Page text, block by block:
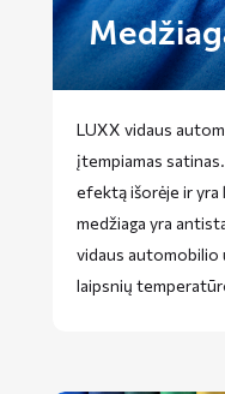
LUXX vidaus
įtempiamas
efektą išorėje ir yra
medžiaga yra
vidaus automobilio
laipsnių